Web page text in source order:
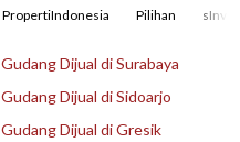
PropertiIndonesia Pilihan
Gudang Dijual di Surabaya
Gudang Dijual di Sidoarjo
Gudang Dijual di Gresik